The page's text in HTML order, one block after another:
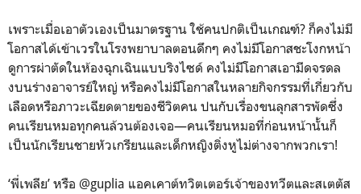
เพราะเมื่อเอาตัวเองเป็นมาตรฐาน ใช้คนปกติเป็นเกณฑ์? ก็คงไม่มี
โอกาสได้เข้าเวรในโรงพยาบาลตอนดึกๆ คงไม่มีโอกาสชะโงกหน้า
ดูการผ่าตัดในห้องฉุกเฉินแบบริงไซด์ คงไม่มีโอกาสเอามีดจรดล
งบนร่างอาจารย์ใหญ่ หรือคงไม่มีโอกาสในหลายกิจกรรมที่เกี่ยวกับ
เลือดหรือภาวะเฉียดตายของชีวิตคน ปนกับเรื่องขนลุกสารพัดซึ่ง
คนเรียนหมอทุกคนล้วนต้องเจอ—คนเรียนหมอที่ก่อนหน้านั้นก็
เป็นนักเรียนชายหัวเกรียนและเด็กหญิงติ่งหูไม่ต่างจากพวกเรา!
‘พี่เพลีย’ หรือ @guplia แอคเคาต์ทวิตเตอร์เจ้าของทวีตและสเตตัส